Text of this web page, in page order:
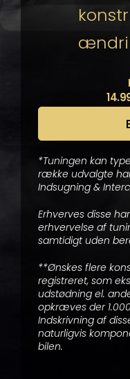
*Tuningen kan
række udvalgte
Indsugning &
Erhverves disse
erhvervelse af
samtidigt uden
**Ønskes flere
registreret, som
udstødning el.
opkræves der
Indskrivning af
naturligvis
bilen.